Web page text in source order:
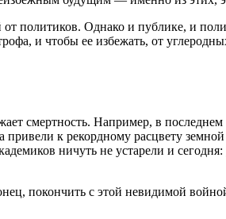
политиков. Однако и публике, и
и чтобы ее избежать, от
смертность. Например, в
к рекордному расцвету
ничуть не устарели и
покончить с этой невидимой